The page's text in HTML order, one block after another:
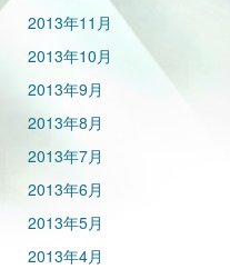
2013年11月
2013年10月
2013年9月
2013年8月
2013年7月
2013年6月
2013年5月
2013年4月